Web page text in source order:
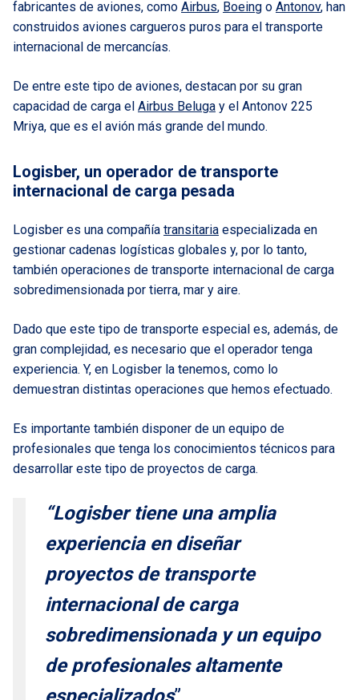
fabricantes de aviones, como Airbus, Boeing o Antonov, han
construidos aviones cargueros puros para el transporte
internacional de mercancías.
De entre este tipo de aviones, destacan por su gran
capacidad de carga el Airbus Beluga y el Antonov 225
Mriya, que es el avión más grande del mundo.
Logisber, un operador de transporte
internacional de carga pesada
Logisber es una compañía transitaria especializada en
gestionar cadenas logísticas globales y, por lo tanto,
también operaciones de transporte internacional de carga
sobredimensionada por tierra, mar y aire.
Dado que este tipo de transporte especial es, además, de
gran complejidad, es necesario que el operador tenga
experiencia. Y, en Logisber la tenemos, como lo
demuestran distintas operaciones que hemos efectuado.
Es importante también disponer de un equipo de
profesionales que tenga los conocimientos técnicos para
desarrollar este tipo de proyectos de carga.
“Logisber tiene una amplia
experiencia en diseñar
proyectos de transporte
internacional de carga
sobredimensionada y un equipo
de profesionales altamente